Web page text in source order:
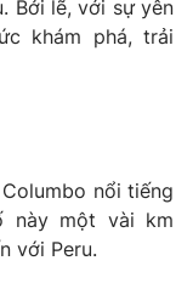
Bởi lẽ, với sự yên
khám phá, trải
nổi tiếng
này một vài km
với Peru.